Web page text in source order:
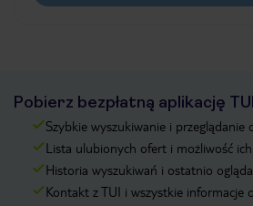
Pobierz bezpłatną aplikację TUI
Szybkie wyszukiwanie i przeglądanie
Lista ulubionych ofert i możliwość
Historia wyszukiwań i ostatnio
Kontakt z TUI i wszystkie informacje